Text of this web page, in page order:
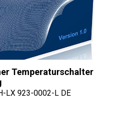
Temperaturschalter
LX 923-0002-L DE